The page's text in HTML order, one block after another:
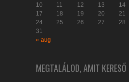
10
11 12 13 14
17
18 19 20 21
24
25 26 27 28
31
« aug
MEGTALÁLOD, AMIT KERESŐ